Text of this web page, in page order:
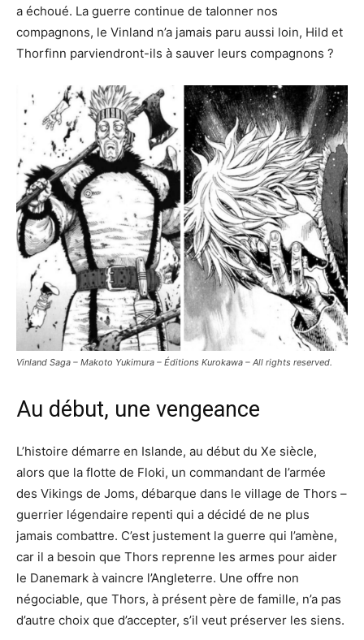
a échoué. La guerre continue de talonner nos
compagnons, le Vinland n’a jamais paru aussi loin, Hild et
Thorfinn parviendront-ils à sauver leurs compagnons ?
Vinland Saga – Makoto Yukimura – Éditions Kurokawa – All rights reserved.
Au début, une vengeance
L’histoire démarre en Islande, au début du Xe siècle,
alors que la flotte de Floki, un commandant de l’armée
des Vikings de Joms, débarque dans le village de Thors –
guerrier légendaire repenti qui a décidé de ne plus
jamais combattre. C’est justement la guerre qui l’amène,
car il a besoin que Thors reprenne les armes pour aider
le Danemark à vaincre l’Angleterre. Une offre non
négociable, que Thors, à présent père de famille, n’a pas
d’autre choix que d’accepter, s’il veut préserver les siens.